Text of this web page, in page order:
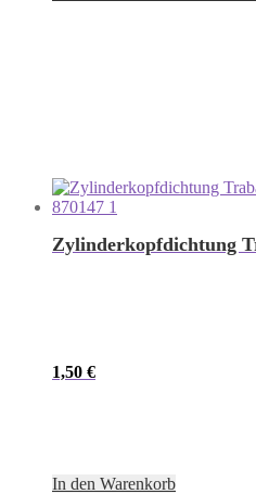
Zylinderkopfdichtung
1,50 €
In den Warenkorb